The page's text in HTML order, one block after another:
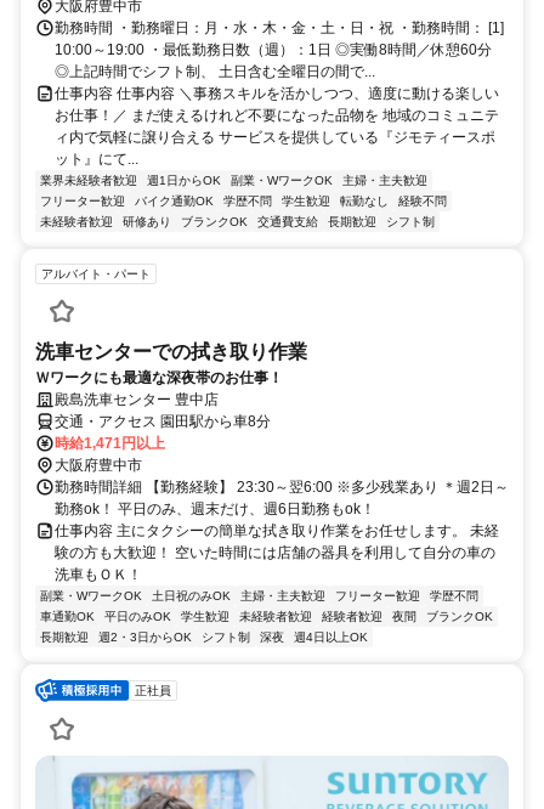
大阪府豊中市
勤務時間 ・勤務曜日：月・水・木・金・土・日・祝 ・勤務時間： [1]
10:00～19:00 ・最低勤務日数（週）：1日 ◎実働8時間／休憩60分
◎上記時間でシフト制、 土日含む全曜日の間で...
仕事内容 仕事内容 ＼事務スキルを活かしつつ、適度に動ける楽しい
お仕事！／ まだ使えるけれど不要になった品物を 地域のコミュニテ
ィ内で気軽に譲り合える サービスを提供している『ジモティースポ
ット』にて...
業界未経験者歓迎 週1日からOK 副業・WワークOK
主婦・主夫歓迎
フリーター歓迎
バイク通勤OK 学歴不問 学生歓迎 転勤なし
経験不問
未経験者歓迎
研修あり ブランクOK 交通費支給 長期歓迎 シフト制
アルバイト・パート
洗車センターでの拭き取り作業
Ｗワークにも最適な深夜帯のお仕事！
殿島洗車センター 豊中店
交通・アクセス 園田駅から車8分
時給1,471円以上
大阪府豊中市
勤務時間詳細 【勤務経験】 23:30～翌6:00 ※多少残業あり ＊週2日～
勤務ok！ 平日のみ、週末だけ、週6日勤務もok！
仕事内容 主にタクシーの簡単な拭き取り作業をお任せします。 未経
験の方も大歓迎！ 空いた時間には店舗の器具を利用して自分の車の
洗車もＯＫ！
副業・WワークOK 土日祝のみOK 主婦・主夫歓迎 フリーター歓迎
学歴不問
車通勤OK
平日のみOK 学生歓迎 未経験者歓迎 経験者歓迎 夜間
ブランクOK
長期歓迎
週2・3日からOK シフト制 深夜 週4日以上OK
正社員